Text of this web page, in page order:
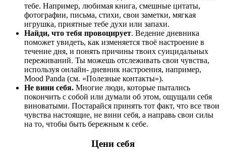
тебе. Например, любимая книга, смешные цитаты,
фотографии, письма, стихи, свои заметки, мягкая
игрушка, приятные тебе духи или запахи.
Найди, что тебя провоцирует. Ведение дневника
поможет увидеть, как изменяется твоё настроение в
течение дня, и понять причины твоих суицидальных
переживаний. Ты можешь отслеживать свои чувства,
используя онлайн- дневник настроения, например,
Mood Panda (см. «Полезные контакты»).
Не вини себя. Многие люди, которые пытались
покончить с собой или думали об этом, ощущали себя
виноватыми. Постарайся принять тот факт, что все твои
чувства настоящие, не вини себя, а направь свои силы
на то, чтобы быть бережным к себе.
Цени себя